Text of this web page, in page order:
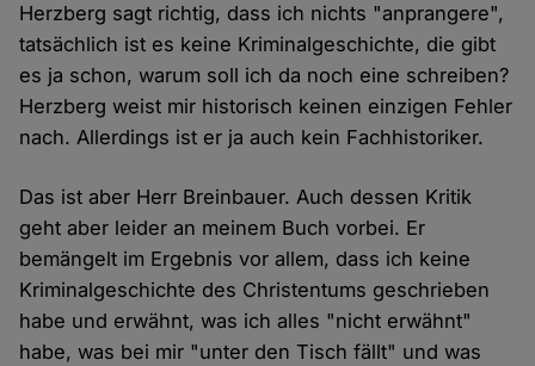
Herzberg sagt richtig, dass ich nichts "anprangere",
tatsächlich ist es keine Kriminalgeschichte, die gibt
es ja schon, warum soll ich da noch eine schreiben?
Herzberg weist mir historisch keinen einzigen Fehler
nach. Allerdings ist er ja auch kein Fachhistoriker.
Das ist aber Herr Breinbauer. Auch dessen Kritik
geht aber leider an meinem Buch vorbei. Er
bemängelt im Ergebnis vor allem, dass ich keine
Kriminalgeschichte des Christentums geschrieben
habe und erwähnt, was ich alles "nicht erwähnt"
habe, was bei mir "unter den Tisch fällt" und was